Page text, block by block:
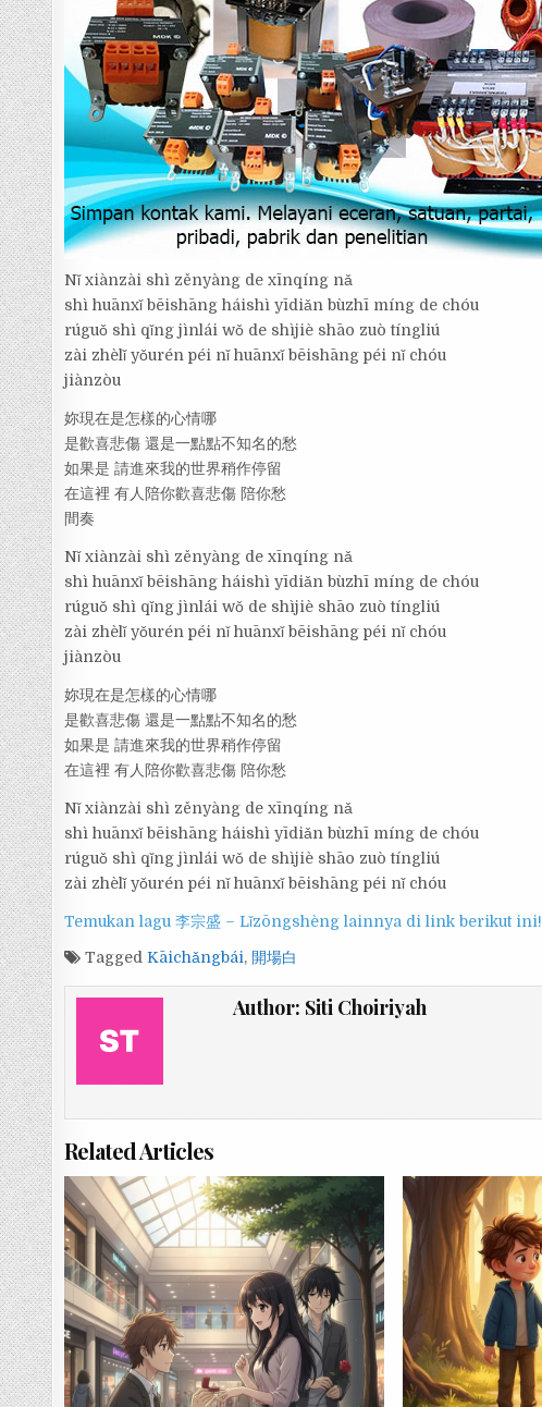
Nǐ xiànzài shì zěnyàng de xīnqíng nǎ
shì huānxǐ bēishāng háishì yīdiǎn bùzhī míng de chóu
rúguǒ shì qǐng jìnlái wǒ de shìjiè shāo zuò tíngliú
zài zhèlǐ yǒurén péi nǐ huānxǐ bēishāng péi nǐ chóu
jiànzòu
妳現在是怎樣的心情哪
是歡喜悲傷 還是一點點不知名的愁
如果是 請進來我的世界稍作停留
在這裡 有人陪你歡喜悲傷 陪你愁
間奏
Nǐ xiànzài shì zěnyàng de xīnqíng nǎ
shì huānxǐ bēishāng háishì yīdiǎn bùzhī míng de chóu
rúguǒ shì qǐng jìnlái wǒ de shìjiè shāo zuò tíngliú
zài zhèlǐ yǒurén péi nǐ huānxǐ bēishāng péi nǐ chóu
jiànzòu
妳現在是怎樣的心情哪
是歡喜悲傷 還是一點點不知名的愁
如果是 請進來我的世界稍作停留
在這裡 有人陪你歡喜悲傷 陪你愁
Nǐ xiànzài shì zěnyàng de xīnqíng nǎ
shì huānxǐ bēishāng háishì yīdiǎn bùzhī míng de chóu
rúguǒ shì qǐng jìnlái wǒ de shìjiè shāo zuò tíngliú
zài zhèlǐ yǒurén péi nǐ huānxǐ bēishāng péi nǐ chóu
Temukan lagu 李宗盛 – Lǐzōngshèng lainnya di link berikut ini!
Tagged Kāichǎngbái, 開場白
Author: Siti Choiriyah
Related Articles